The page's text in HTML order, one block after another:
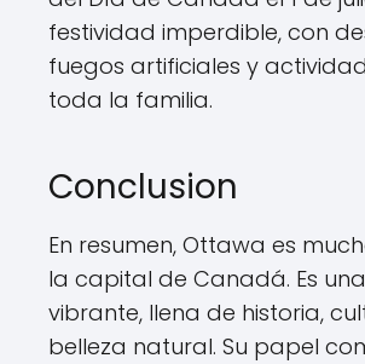
festividad imperdible, con
fuegos artificiales y
toda la familia.
Conclusion
En resumen, Ottawa es
la capital de Canadá. Es
vibrante, llena de historia,
belleza natural. Su papel